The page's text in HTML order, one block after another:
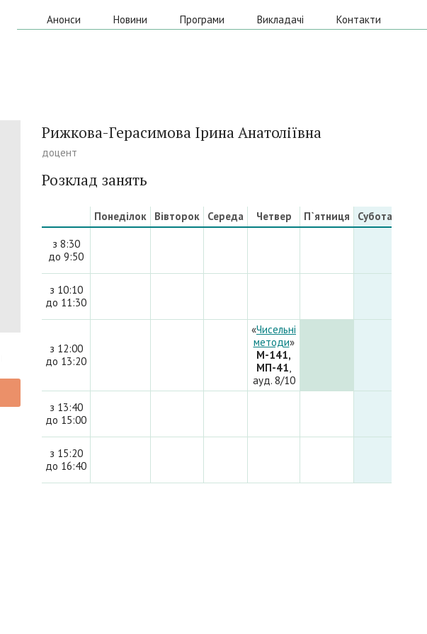
Анонси Новини Програми Викладачі Контакти
Рижкова-Герасимова Ірина Анатоліївна
доцент
Розклад занять
Понеділок Вівторок Середа Четвер П`ятниця Субота
з 8:30
до 9:50
з 10:10
до 11:30
з 12:00
до 13:20
«Чисельні
методи»
М-141,
МП-41,
ауд. 8/10
з 13:40
до 15:00
з 15:20
до 16:40